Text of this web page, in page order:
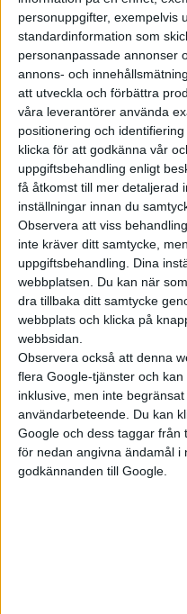
personuppgifter, exempelvis
standardinformation som
personanpassade annonser
annons- och
att utveckla och förbättra
våra leverantörer använda
positionering och
klicka för att godkänna vår
uppgiftsbehandling enligt
få åtkomst till mer detaljerad
inställningar innan du
Observera att viss
inte kräver ditt samtycke,
uppgiftsbehandling. Dina
webbplatsen. Du kan när
dra tillbaka ditt samtycke
webbplats och klicka på
webbsidan.
Observera också att denna
flera Google-tjänster och
inklusive, men inte
användarbeteende. Du kan
Google och dess taggar från
för nedan angivna ändamål i
godkännanden till Google.
krutet. Naturligtvis hittas en
modellen Canyon XT från
extraljus. Ytterligare
och i fronten sitter också en
bilder på, uppges också gå
svart.
Någon teknisk information
har inte meddelats om det
serieproduktion. Vanliga
kWh och en elmotor på